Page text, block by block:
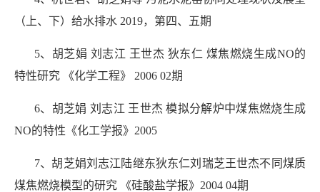
（上、下）给水排水 2019，第四、五期
5、胡芝娟 刘志江 王世杰 狄东仁 煤焦燃烧生成NO的
特性研究 《化学工程》 2006 02期
6、胡芝娟 刘志江 王世杰 模拟分解炉中煤焦燃烧生成
NO的特性《化工学报》2005
7、胡芝娟刘志江陆继东狄东仁刘瑞芝王世杰不同煤质
煤焦燃烧模型的研究 《硅酸盐学报》2004 04期